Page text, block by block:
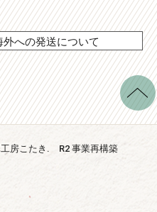
への発送について
房こたき . R2 事業再構築